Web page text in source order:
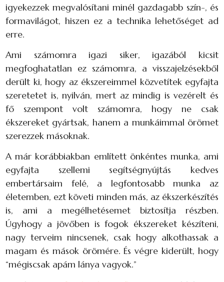
igyekezzek megvalósítani minél gazdagabb szín-, és
formavilágot, hiszen ez a technika lehetőséget ad
erre.
Ami számomra igazi siker, igazából kicsit
megfoghatatlan ez számomra, a visszajelzésekből
derült ki, hogy az ékszereimmel közvetítek egyfajta
szeretetet is, nyilván, mert az mindig is vezérelt és
fő szempont volt számomra, hogy ne csak
ékszereket gyártsak, hanem a munkáimmal örömet
szerezzek másoknak.
A már korábbiakban említett önkéntes munka, ami
egyfajta szellemi segítségnyújtás kedves
embertársaim felé, a legfontosabb munka az
életemben, ezt követi minden más, az ékszerkészítés
is, ami a megélhetésemet biztosítja részben.
Úgyhogy a jövőben is fogok ékszereket készíteni,
nagy terveim nincsenek, csak hogy alkothassak a
magam és mások örömére. És végre kiderült, hogy
“mégiscsak apám lánya vagyok.”